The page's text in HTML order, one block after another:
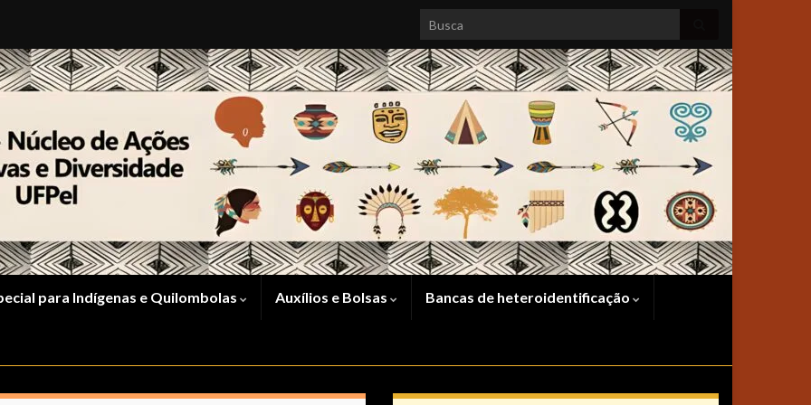
Search for:
para Indígenas e Quilombolas Auxílios e Bolsas Bancas de heteroidentificação